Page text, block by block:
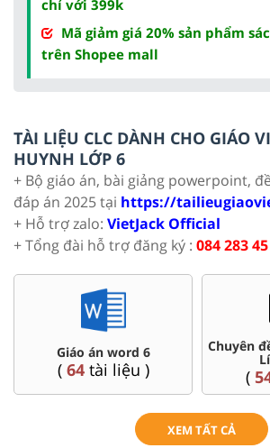
chỉ với 399k
Mã giảm giá 20% sản phẩm
trên Shopee mall
TÀI LIỆU CLC DÀNH CHO GIÁO
HUYNH LỚP 6
+ Bộ giáo án, bài giảng powerpoint,
đáp án 2025 tại https://
+ Hỗ trợ zalo: VietJack Official
+ Tổng đài hỗ trợ đăng ký : 084 283
Giáo án word 6
( 64tài liệu )
Chuyên
(
XEM TẤT CẢ